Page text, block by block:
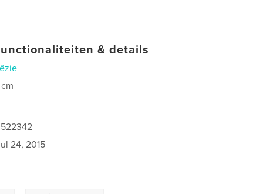
& details
24, 2015